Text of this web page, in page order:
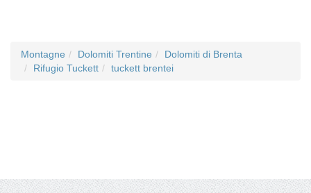
Montagne Dolomiti Trentine
Dolomiti di Brenta
Rifugio Tuckett
tuckett brentei